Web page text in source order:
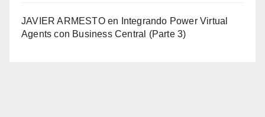
JAVIER ARMESTOen
Integrando Power Virtual
Agents con Business Central (Parte 3)